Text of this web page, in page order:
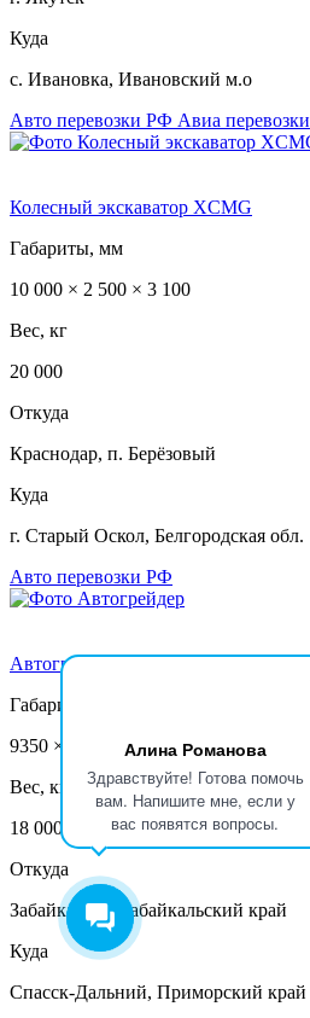
Алина Романова
Здравствуйте! Готова помочь
вам. Напишите мне, если у
вас появятся вопросы.
Куда
с. Ивановка, Ивановский м.о
Авто перевозки РФ Авиа перевозки
Колесный экскаватор XCMG
Габариты, мм
10 000 × 2 500 × 3 100
Вес, кг
20 000
Откуда
Краснодар, п. Берёзовый
Куда
г. Старый Оскол, Белгородская обл.
Авто перевозки РФ
Автогрейдер
Габариты, мм
9350 × 2740 × 3350
Вес, кг
18 000
Откуда
Забайкальск, Забайкальский край
Куда
Спасск-Дальний, Приморский край